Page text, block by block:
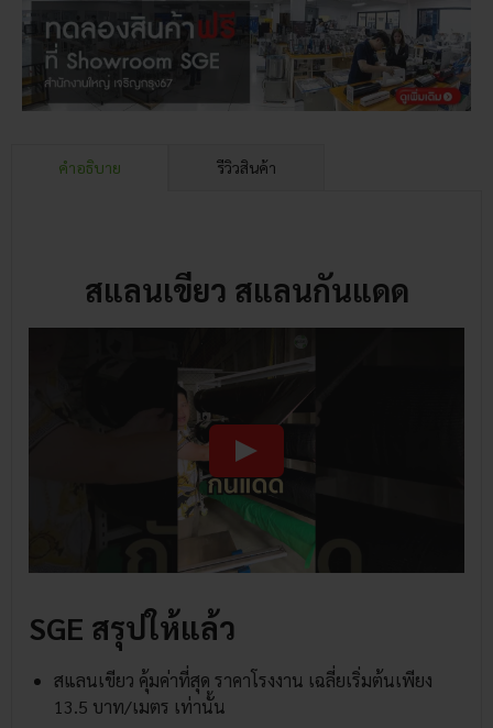
คำอธิบาย รีวิวสินค้า
สแลนเขียว สแลนกันแดด
SGE สรุปให้แล้ว
สแลนเขียว คุ้มค่าที่สุด ราคาโรงงาน เฉลี่ยเริ่มต้นเพียง
13.5 บาท/เมตร เท่านั้น